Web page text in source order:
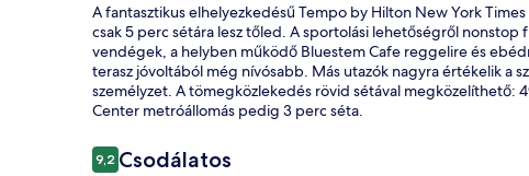
A fantasztikus elhelyezkedésű Tempo by Hilton New York
csak 5 perc sétára lesz tőled. A sportolási lehetőségről
vendégek, a helyben működő Bluestem Cafe reggelire és
terasz jóvoltából még nívósabb. Más utazók nagyra értékelik a
személyzet. A tömegközlekedés rövid sétával megközelíthető:
Center metróállomás pedig 3 perc séta.
Értékelések
9,29,2 ennyiből: 10
Csodálatos